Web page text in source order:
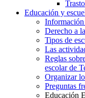
Educación y
Información
Derecho a
Tipos de
Las
Reglas
escolar de
Organizar
Preguntas
Educación